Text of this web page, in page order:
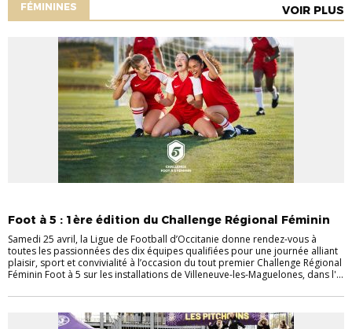
FÉMININES VOIR PLUS
Foot à 5 : 1ère édition du Challenge Régional Féminin
Samedi 25 avril, la Ligue de Football d’Occitanie donne rendez-vous à
toutes les passionnées des dix équipes qualifiées pour une journée alliant
plaisir, sport et convivialité à l’occasion du tout premier Challenge Régional
Féminin Foot à 5 sur les installations de Villeneuve-les-Maguelones, dans l'...